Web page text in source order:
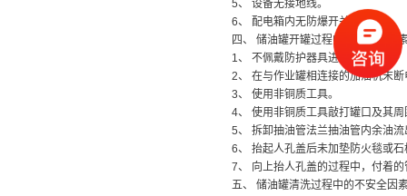
5、 设备无接地线。
6、 配电箱内无防爆开关。
四、 储油罐开罐过程中的不安全因
1、 不佩戴防护器具进行开罐。
2、 在与作业罐相连接的加油机末
3、 使用非铜质工具。
4、 使用非铜质工具敲打罐口及其
5、 拆卸抽油管法兰抽油管内余油
6、 抬起人孔盖后未加垫防火毯或
7、 向上抬人孔盖的过程中，付着
五、 储油罐清洗过程中的不安全因